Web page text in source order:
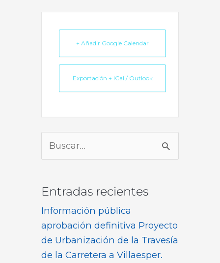
+ Añadir Google Calendar
Exportación + iCal / Outlook
Buscar
por:
Entradas recientes
Información pública
aprobación definitiva Proyecto
de Urbanización de la Travesía
de la Carretera a Villaesper.